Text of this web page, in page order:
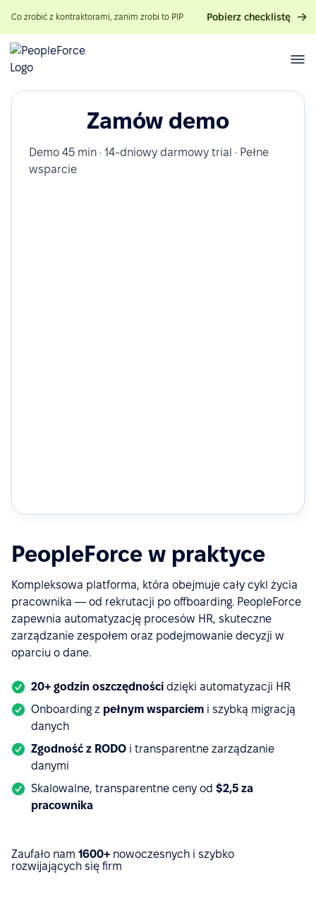
Co zrobić z kontraktorami, zanim zrobi to PIP Pobierz checklistę
PeopleForce w praktyce
Kompleksowa platforma, która obejmuje cały cykl życia
pracownika — od rekrutacji po offboarding. PeopleForce
zapewnia automatyzację procesów HR, skuteczne
zarządzanie zespołem oraz podejmowanie decyzji w
oparciu o dane.
20+ godzin oszczędności dzięki automatyzacji HR
Onboarding z pełnym wsparciem i szybką migracją
danych
Zgodność z RODO i transparentne zarządzanie
danymi
Skalowalne, transparentne ceny od $2,5 za
pracownika
Zaufało nam 1600+ nowoczesnych i szybko
rozwijających się firm
Zamów demo
Demo 45 min · 14-dniowy darmowy trial · Pełne
wsparcie